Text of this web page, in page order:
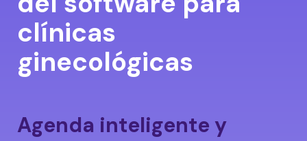
clínicas
ginecológicas
Agenda inteligente y